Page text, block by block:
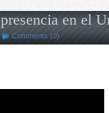
en el
Comments (0)